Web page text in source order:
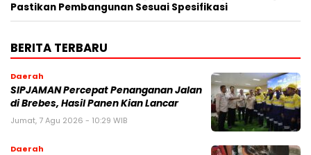
Pastikan Pembangunan Sesuai Spesifikasi
BERITA TERBARU
Daerah
SIPJAMAN Percepat Penanganan Jalan
di Brebes, Hasil Panen Kian Lancar
Jumat, 7 Agu 2026 - 10:29 WIB
Daerah